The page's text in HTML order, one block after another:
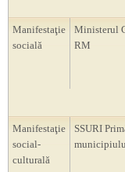
Manifestaţie
socială
Ministerul
RM
Manifestaţie
social-
culturală
SSURI